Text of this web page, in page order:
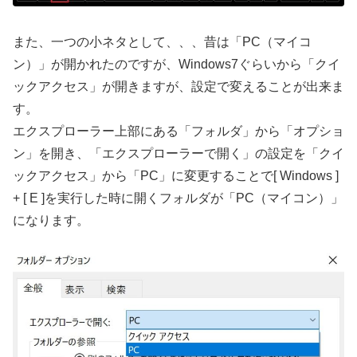
また、一つの小ネタとして、、、昔は「PC（マイコ
ン）」が開かれたのですが、Windows7ぐらいから「クイ
ックアクセス」が開きますが、設定で変えることが出来ま
す。
エクスプローラー上部にある「フォルダ」から「オプショ
ン」を開き、「エクスプローラーで開く」の設定を「クイ
ックアクセス」から「PC」に変更することで[ Windows ]
+ [ E ]を実行した時に開くフォルダが「PC（マイコン）」
になります。